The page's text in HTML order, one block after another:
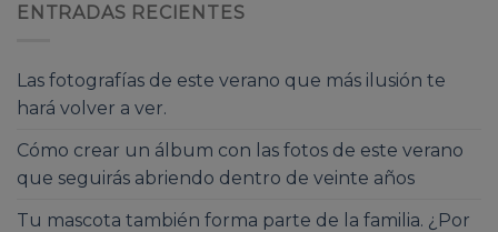
ENTRADAS RECIENTES
Las fotografías de este verano que más ilusión te
hará volver a ver.
Cómo crear un álbum con las fotos de este verano
que seguirás abriendo dentro de veinte años
Tu mascota también forma parte de la familia. ¿Por